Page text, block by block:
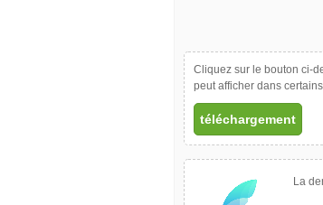
Cliquez sur le bouton ci-
peut afficher dans
téléchargement
La